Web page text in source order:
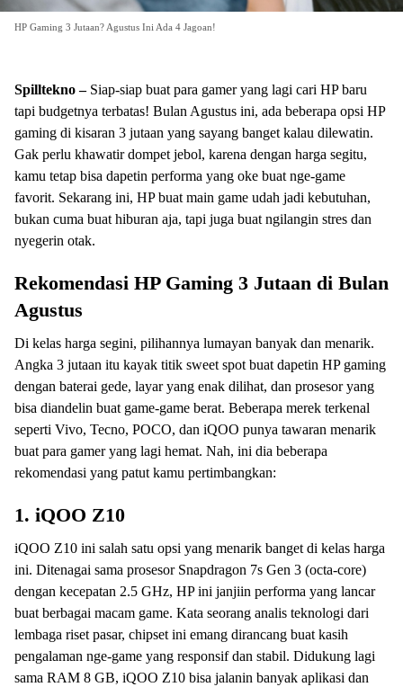
HP Gaming 3 Jutaan? Agustus Ini Ada 4 Jagoan!
Spilltekno – Siap-siap buat para gamer yang lagi cari HP baru
tapi budgetnya terbatas! Bulan Agustus ini, ada beberapa opsi HP
gaming di kisaran 3 jutaan yang sayang banget kalau dilewatin.
Gak perlu khawatir dompet jebol, karena dengan harga segitu,
kamu tetap bisa dapetin performa yang oke buat nge-game
favorit. Sekarang ini, HP buat main game udah jadi kebutuhan,
bukan cuma buat hiburan aja, tapi juga buat ngilangin stres dan
nyegerin otak.
Rekomendasi HP Gaming 3 Jutaan di Bulan
Agustus
Di kelas harga segini, pilihannya lumayan banyak dan menarik.
Angka 3 jutaan itu kayak titik sweet spot buat dapetin HP gaming
dengan baterai gede, layar yang enak dilihat, dan prosesor yang
bisa diandelin buat game-game berat. Beberapa merek terkenal
seperti Vivo, Tecno, POCO, dan iQOO punya tawaran menarik
buat para gamer yang lagi hemat. Nah, ini dia beberapa
rekomendasi yang patut kamu pertimbangkan:
1. iQOO Z10
iQOO Z10 ini salah satu opsi yang menarik banget di kelas harga
ini. Ditenagai sama prosesor Snapdragon 7s Gen 3 (octa-core)
dengan kecepatan 2.5 GHz, HP ini janjiin performa yang lancar
buat berbagai macam game. Kata seorang analis teknologi dari
lembaga riset pasar, chipset ini emang dirancang buat kasih
pengalaman nge-game yang responsif dan stabil. Didukung lagi
sama RAM 8 GB, iQOO Z10 bisa jalanin banyak aplikasi dan